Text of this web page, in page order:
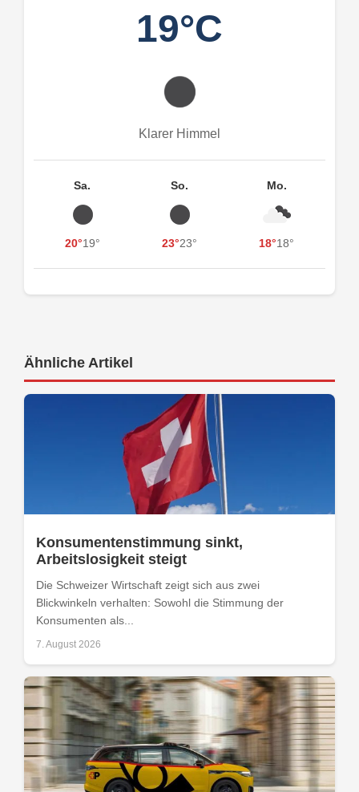
19°C
Klarer Himmel
Sa.
20°19°
So.
23°23°
Mo.
18°18°
Ähnliche Artikel
Konsumentenstimmung sinkt,
Arbeitslosigkeit steigt
Die Schweizer Wirtschaft zeigt sich aus zwei
Blickwinkeln verhalten: Sowohl die Stimmung der
Konsumenten als...
7. August 2026